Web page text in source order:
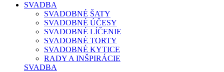
SVADBA
SVADOBNÉ ŠATY
SVADOBNÉ ÚČESY
SVADOBNÉ LÍČENIE
SVADOBNÉ TORTY
SVADOBNÉ KYTICE
RADY A INŠPIRÁCIE
SVADBA